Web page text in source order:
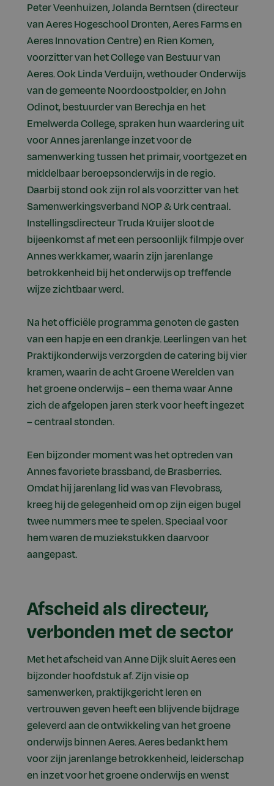
Peter Veenhuizen, Jolanda Berntsen (directeur
van Aeres Hogeschool Dronten, Aeres Farms en
Aeres Innovation Centre) en Rien Komen,
voorzitter van het College van Bestuur van
Aeres. Ook Linda Verduijn, wethouder Onderwijs
van de gemeente Noordoostpolder, en John
Odinot, bestuurder van Berechja en het
Emelwerda College, spraken hun waardering uit
voor Annes jarenlange inzet voor de
samenwerking tussen het primair, voortgezet en
middelbaar beroepsonderwijs in de regio.
Daarbij stond ook zijn rol als voorzitter van het
Samenwerkingsverband NOP & Urk centraal.
Instellingsdirecteur Truda Kruijer sloot de
bijeenkomst af met een persoonlijk filmpje over
Annes werkkamer, waarin zijn jarenlange
betrokkenheid bij het onderwijs op treffende
wijze zichtbaar werd.
Na het officiële programma genoten de gasten
van een hapje en een drankje. Leerlingen van het
Praktijkonderwijs verzorgden de catering bij vier
kramen, waarin de acht Groene Werelden van
het groene onderwijs – een thema waar Anne
zich de afgelopen jaren sterk voor heeft ingezet
– centraal stonden.
Een bijzonder moment was het optreden van
Annes favoriete brassband, de Brasberries.
Omdat hij jarenlang lid was van Flevobrass,
kreeg hij de gelegenheid om op zijn eigen bugel
twee nummers mee te spelen. Speciaal voor
hem waren de muziekstukken daarvoor
aangepast.
Afscheid als directeur,
verbonden met de sector
Met het afscheid van Anne Dijk sluit Aeres een
bijzonder hoofdstuk af. Zijn visie op
samenwerken, praktijkgericht leren en
vertrouwen geven heeft een blijvende bijdrage
geleverd aan de ontwikkeling van het groene
onderwijs binnen Aeres. Aeres bedankt hem
voor zijn jarenlange betrokkenheid, leiderschap
en inzet voor het groene onderwijs en wenst